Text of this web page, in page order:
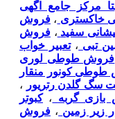
مرکز جامع اگهی
خاکستری ، فروش
سفید ، فروش
تبی ،تعبیر خواب
فروش طوطی لوری
کونور منقار
سگ گلدن رتریور
،
گربه ،کبوتر
زیر زمین ، فروش